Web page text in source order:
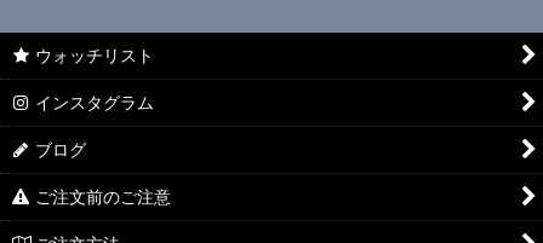
ウォッチリスト
インスタグラム
ブログ
ご注文前のご注意